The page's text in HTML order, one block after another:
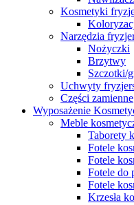
Kosmetyki
Narzędzia
Nożyczki
Brzytwy
Szczotki/
Uchwyty
Części zamienne
Wyposażenie
Meble
Taborety
Fotele
Fotele
Fotele do
Fotele
Krzesła